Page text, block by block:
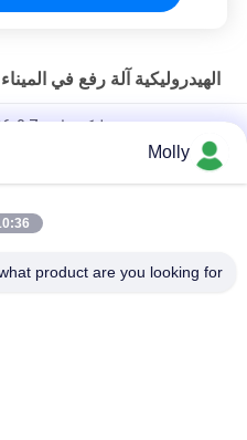
الهيدروليكية آلة رفع في الميناء
منحدر حوض هيدروليكي ثابت DCQ6-0.7 سعة التحميل 6 طن
10 طن ثابت الهيدروليكية حوض
الاتهام DCQ10-0.7
Molly
AM
product are you looking for?